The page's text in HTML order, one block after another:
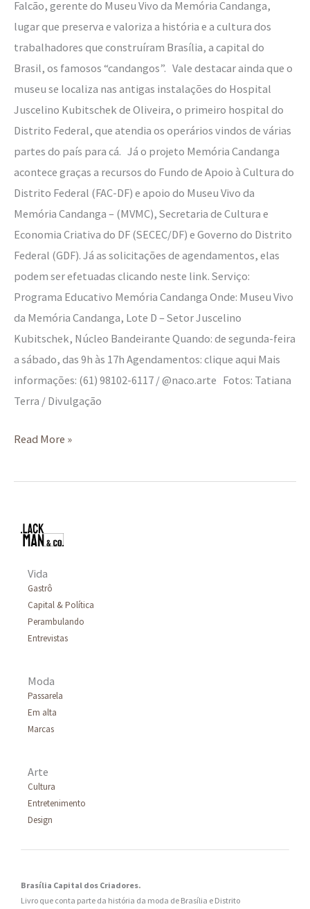
Falcão, gerente do Museu Vivo da Memória Candanga,
lugar que preserva e valoriza a história e a cultura dos
trabalhadores que construíram Brasília, a capital do
Brasil, os famosos “candangos”. Vale destacar ainda que o
museu se localiza nas antigas instalações do Hospital
Juscelino Kubitschek de Oliveira, o primeiro hospital do
Distrito Federal, que atendia os operários vindos de várias
partes do país para cá. Já o projeto Memória Candanga
acontece graças a recursos do Fundo de Apoio à Cultura do
Distrito Federal (FAC-DF) e apoio do Museu Vivo da
Memória Candanga – (MVMC), Secretaria de Cultura e
Economia Criativa do DF (SECEC/DF) e Governo do Distrito
Federal (GDF). Já as solicitações de agendamentos, elas
podem ser efetuadas clicando neste link. Serviço:
Programa Educativo Memória Candanga Onde: Museu Vivo
da Memória Candanga, Lote D – Setor Juscelino
Kubitschek, Núcleo Bandeirante Quando: de segunda-feira
a sábado, das 9h às 17h Agendamentos: clique aqui Mais
informações: (61) 98102-6117 / @naco.arte Fotos: Tatiana
Terra / Divulgação
Read More »
Vida
Gastrô
Capital & Política
Perambulando
Entrevistas
Moda
Passarela
Em alta
Marcas
Arte
Cultura
Entretenimento
Design
Brasília Capital dos Criadores.
Livro que conta parte da história da moda de Brasília e Distrito